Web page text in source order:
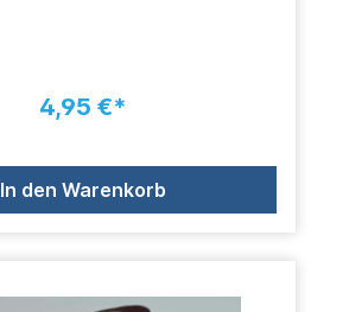
4,95 €*
In den Warenkorb